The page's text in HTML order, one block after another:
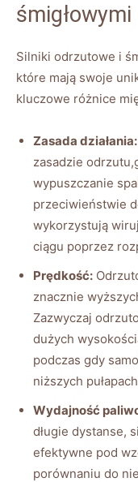
śmigłowymi
Silniki odrzutowe​ i
które mają swoje
kluczowe różnice
Zasada ​działania:
zasadzie
wypuszczanie
przeciwieństwie​
wykorzystują
ciągu poprzez
Prędkość:
znacznie
Zazwyczaj
dużych
podczas ⁣gdy
niższych
Wydajność
długie⁣ dystanse,
efektywne pod⁢
porównaniu do